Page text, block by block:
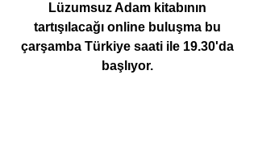
Lüzumsuz Adam kitabının
tartışılacağı online buluşma bu
çarşamba Türkiye saati ile 19.30'da
başlıyor.